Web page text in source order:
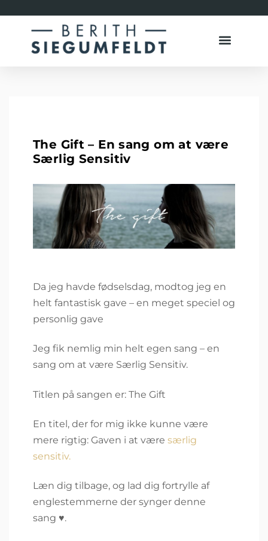
The Gift – En sang om at være
Særlig Sensitiv
Da jeg havde fødselsdag, modtog jeg en
helt fantastisk gave – en meget speciel og
personlig gave
Jeg fik nemlig min helt egen sang – en
sang om at være Særlig Sensitiv.
Titlen på sangen er: The Gift
En titel, der for mig ikke kunne være
mere rigtig: Gaven i at være særlig
sensitiv.
Læn dig tilbage, og lad dig fortrylle af
englestemmerne der synger denne
sang ♥.